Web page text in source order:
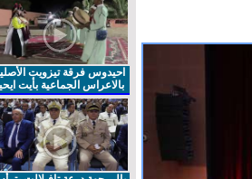
احيدوس فرقة تيزويت الأصلية
بالاعراس الجماعية بأيت ايحيا